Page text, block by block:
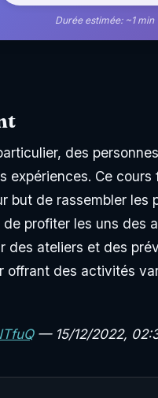
Durée estimée: ~1 min
des
expériences. Ce
but de rassembler
profiter les uns des
des ateliers et des
offrant des activités
— 15/12/2022,